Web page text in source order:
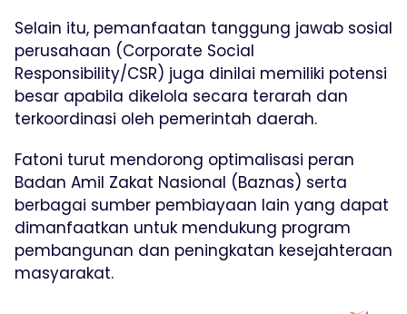
Selain itu, pemanfaatan tanggung jawab sosial
perusahaan (Corporate Social
Responsibility/CSR) juga dinilai memiliki potensi
besar apabila dikelola secara terarah dan
terkoordinasi oleh pemerintah daerah.
Fatoni turut mendorong optimalisasi peran
Badan Amil Zakat Nasional (Baznas) serta
berbagai sumber pembiayaan lain yang dapat
dimanfaatkan untuk mendukung program
pembangunan dan peningkatan kesejahteraan
masyarakat.